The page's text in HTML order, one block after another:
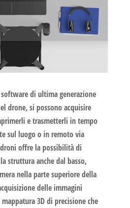
di ultima generazione
drone, si possono acquisire
e trasmetterli in tempo
sul luogo o in remoto via
offre la possibilità di
struttura anche dal basso,
nella parte superiore della
delle immagini
3D di precisione che